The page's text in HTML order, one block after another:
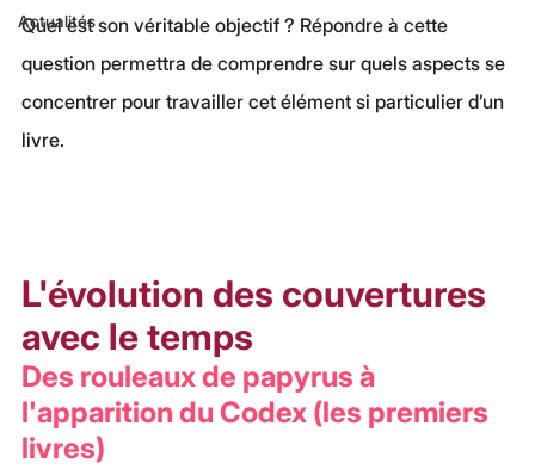
Actualités
Quel est son véritable objectif ? Répondre à cette
question permettra de comprendre sur quels aspects se
concentrer pour travailler cet élément si particulier d’un
livre.
L'évolution des couvertures
avec le temps
Des rouleaux de papyrus à
l'apparition du Codex (les premiers
livres)